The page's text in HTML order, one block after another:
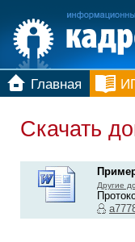
Главная
Скачать
Другие